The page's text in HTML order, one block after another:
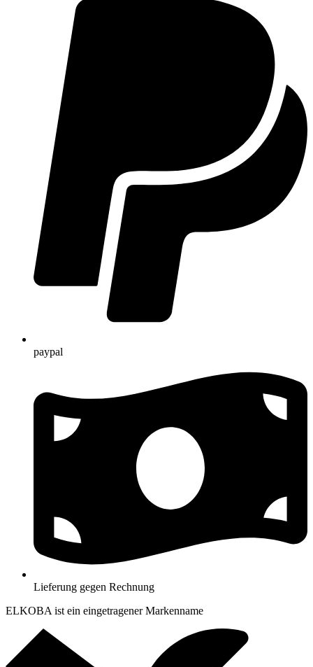
paypal
Lieferung gegen Rechnung
ELKOBA ist ein eingetragener Markenname